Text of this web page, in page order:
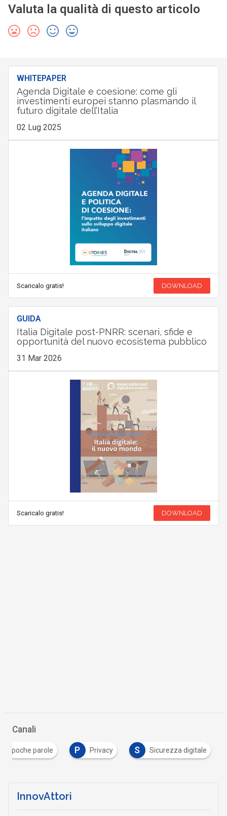
Valuta la qualità di questo articolo
WHITEPAPER
Agenda Digitale e coesione: come gli
investimenti europei stanno plasmando il
futuro digitale dell’Italia
02 Lug 2025
Scaricalo gratis! DOWNLOAD
GUIDA
Italia Digitale post-PNRR: scenari, sfide e
opportunità del nuovo ecosistema pubblico
31 Mar 2026
Scaricalo gratis! DOWNLOAD
Canali
In poche parole P Privacy S Sicurezza digitale
InnovAttori